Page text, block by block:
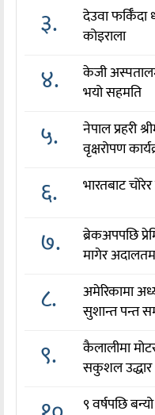
३.
देउवा
कोइराला
४.
केजी
भयो सहमति
५.
नेपाल प्रहरी
वृक्षरोपण
६. भारतबाट
७.
ब्रेकअपपछि
मागेर
८.
अमेरिकामा
सुशान्त पन्त
९.
कैलालीमा
सकुशल उद्धार
९ वर्षपछि